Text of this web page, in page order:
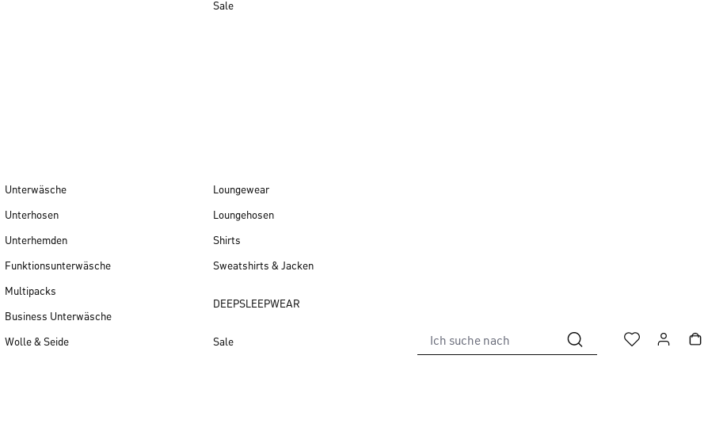
Sale
Unterwäsche
Unterhosen
Unterhemden
Funktionsunterwäsche
Multipacks
Business Unterwäsche
Wolle & Seide
Loungewear
Loungehosen
Shirts
Sweatshirts & Jacken
DEEPSLEEPWEAR
Sale